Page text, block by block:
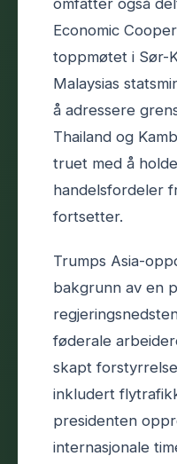
omfatter også
Economic
toppmøtet i Sør-
Malaysias
å adressere
Thailand og
truet med å
handelsfordeler
fortsetter.
Trumps Asia-
bakgrunn av en
føderale
skapt
inkludert
presidenten
internasjonale